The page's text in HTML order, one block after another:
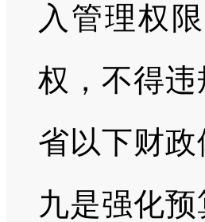
入管理权
权，不得
省以下财
九是强化